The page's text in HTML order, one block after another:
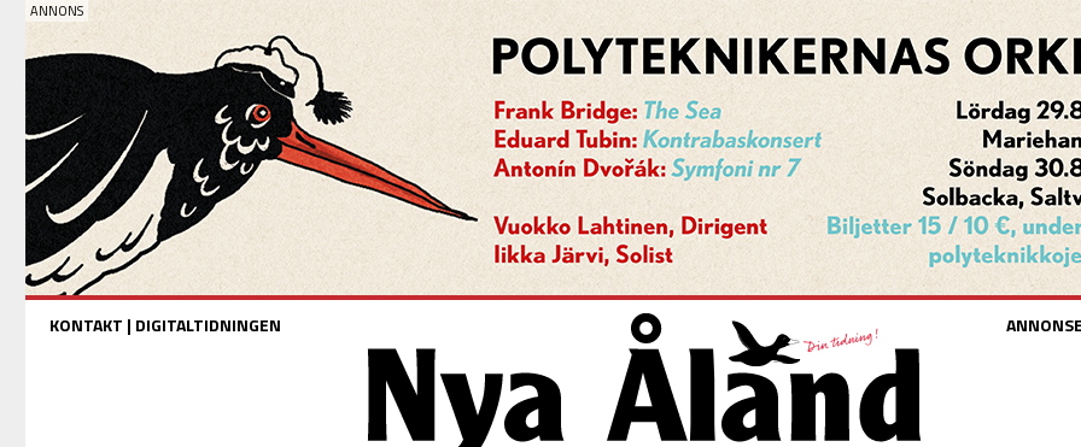
KONTAKT | DIGITALTIDNINGEN